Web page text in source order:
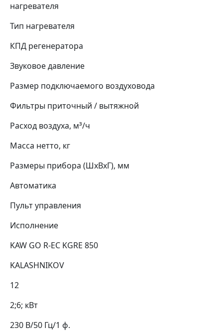
нагревателя
Тип нагревателя
КПД регенератора
Звуковое давление
Размер подключаемого воздуховода
Фильтры приточный / вытяжной
Расход воздуха, м³/ч
Масса нетто, кг
Размеры прибора (ШхВхГ), мм
Автоматика
Пульт управления
Исполнение
KAW GO R-EC KGRE 850
KALASHNIKOV
12
2;6; кВт
230 В/50 Гц/1 ф.